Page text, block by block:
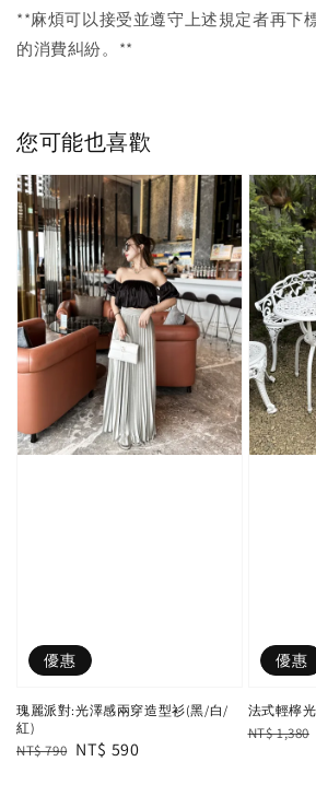
**麻煩可以接受並遵守上述規定者再下
的消費糾紛。**
您可能也喜歡
優惠
瑰麗派對:光澤感兩穿造型衫(黑/白/
紅)
Regular
NT$ 790 Sale
NT$ 590
優惠
法式輕檸
Regular
NT$ 1,380